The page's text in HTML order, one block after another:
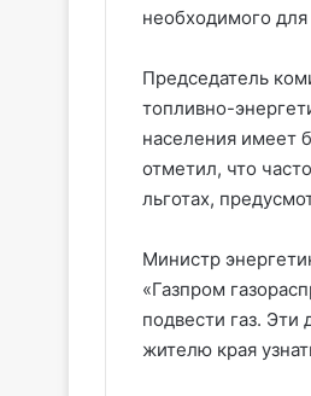
необходимого
Председатель
топливно-
населения имеет
отметил, что
льготах,
Министр
«Газпром
подвести газ.
жителю края